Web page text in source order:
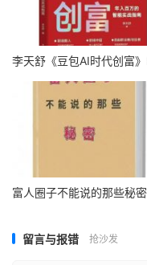
李天舒《豆包AI时代创富
富人圈子不能说的那些秘
留言与报错 抢沙发